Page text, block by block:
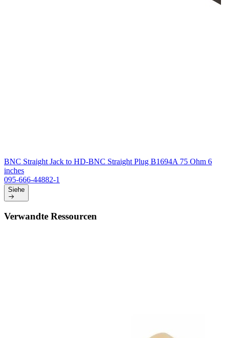
BNC Straight Jack to HD-BNC Straight Plug B1694A 75 Ohm 6
inches
095-666-44882-1
Siehe
Verwandte Ressourcen